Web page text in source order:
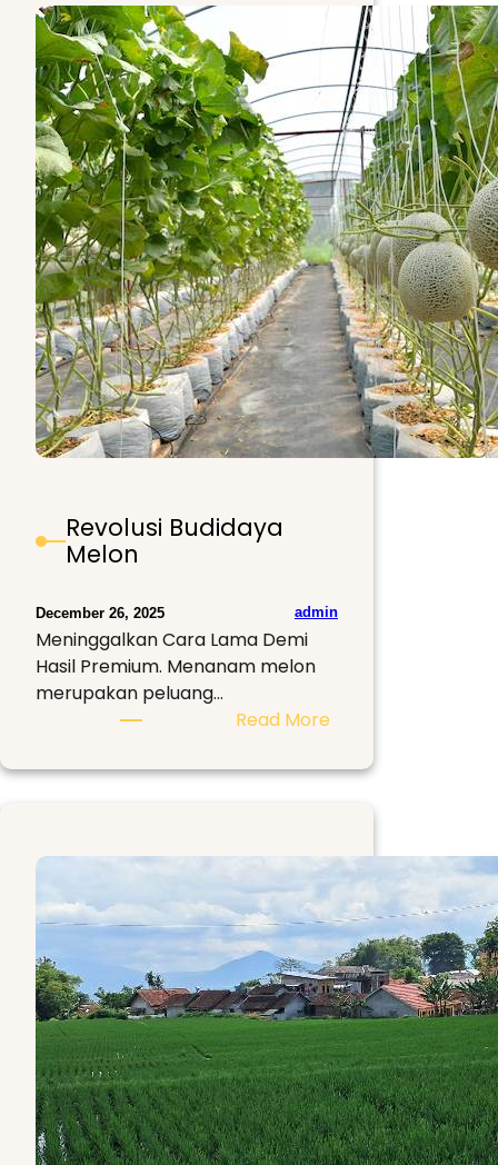
Revolusi Budidaya
Melon
December 26, 2025 admin
Meninggalkan Cara Lama Demi
Hasil Premium. Menanam melon
merupakan peluang…
Read More:
Budidaya